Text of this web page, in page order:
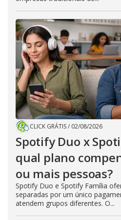
CLICK GRÁTIS/ 02/08/2026
Spotify Duo x
qual plano
ou mais pessoas?
Spotify Duo e Spotify Família
separadas por um único
atendem grupos diferentes. O...